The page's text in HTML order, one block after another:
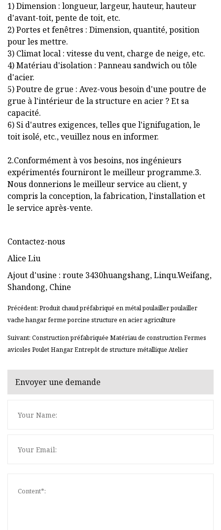
1) Dimension : longueur, largeur, hauteur, hauteur
d'avant-toit, pente de toit, etc.
2) Portes et fenêtres : Dimension, quantité, position
pour les mettre.
3) Climat local : vitesse du vent, charge de neige, etc.
4) Matériau d'isolation : Panneau sandwich ou tôle
d'acier.
5) Poutre de grue : Avez-vous besoin d'une poutre de
grue à l'intérieur de la structure en acier ? Et sa
capacité.
6) Si d'autres exigences, telles que l'ignifugation, le
toit isolé, etc., veuillez nous en informer.
2.Conformément à vos besoins, nos ingénieurs
expérimentés fourniront le meilleur programme.3.
Nous donnerions le meilleur service au client, y
compris la conception, la fabrication, l'installation et
le service après-vente.
Contactez-nous
Alice Liu
Ajout d'usine : route 3430huangshang, Linqu.Weifang,
Shandong, Chine
Précédent: Produit chaud préfabriqué en métal poulailler poulailler
vache hangar ferme porcine structure en acier agriculture
Suivant: Construction préfabriquée Matériau de construction Fermes
avicoles Poulet Hangar Entrepôt de structure métallique Atelier
Envoyer une demande